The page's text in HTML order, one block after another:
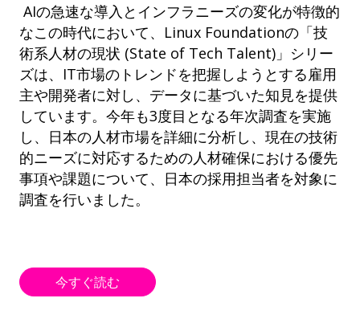
AIの急速な導入とインフラニーズの変化が特徴的
なこの時代において、Linux Foundationの「技
術系人材の現状 (State of Tech Talent)」シリー
ズは、IT市場のトレンドを把握しようとする雇用
主や開発者に対し、データに基づいた知見を提供
しています。今年も3度目となる年次調査を実施
し、日本の人材市場を詳細に分析し、現在の技術
的ニーズに対応するための人材確保における優先
事項や課題について、日本の採用担当者を対象に
調査を行いました。
今すぐ読む